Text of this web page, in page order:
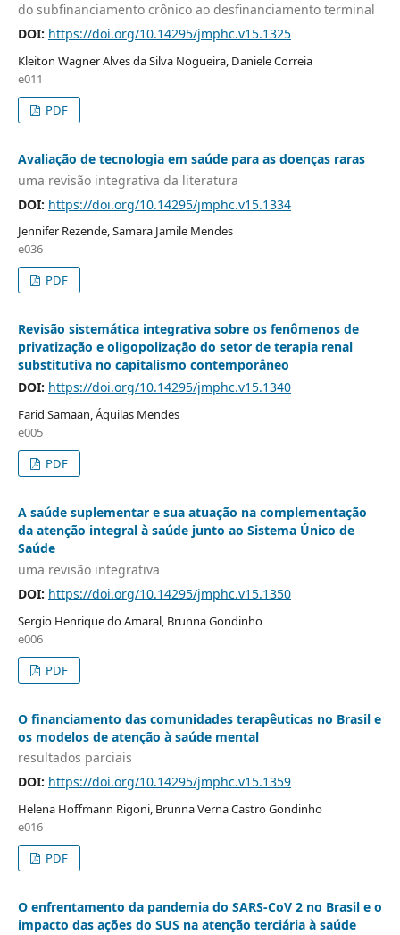
do subfinanciamento crônico ao desfinanciamento terminal
DOI: https://doi.org/10.14295/jmphc.v15.1325
Kleiton Wagner Alves da Silva Nogueira, Daniele Correia
e011
PDF
Avaliação de tecnologia em saúde para as doenças raras
uma revisão integrativa da literatura
DOI: https://doi.org/10.14295/jmphc.v15.1334
Jennifer Rezende, Samara Jamile Mendes
e036
PDF
Revisão sistemática integrativa sobre os fenômenos de
privatização e oligopolização do setor de terapia renal
substitutiva no capitalismo contemporâneo
DOI: https://doi.org/10.14295/jmphc.v15.1340
Farid Samaan, Áquilas Mendes
e005
PDF
A saúde suplementar e sua atuação na complementação
da atenção integral à saúde junto ao Sistema Único de
Saúde
uma revisão integrativa
DOI: https://doi.org/10.14295/jmphc.v15.1350
Sergio Henrique do Amaral, Brunna Gondinho
e006
PDF
O financiamento das comunidades terapêuticas no Brasil e
os modelos de atenção à saúde mental
resultados parciais
DOI: https://doi.org/10.14295/jmphc.v15.1359
Helena Hoffmann Rigoni, Brunna Verna Castro Gondinho
e016
PDF
O enfrentamento da pandemia do SARS-CoV 2 no Brasil e o
impacto das ações do SUS na atenção terciária à saúde